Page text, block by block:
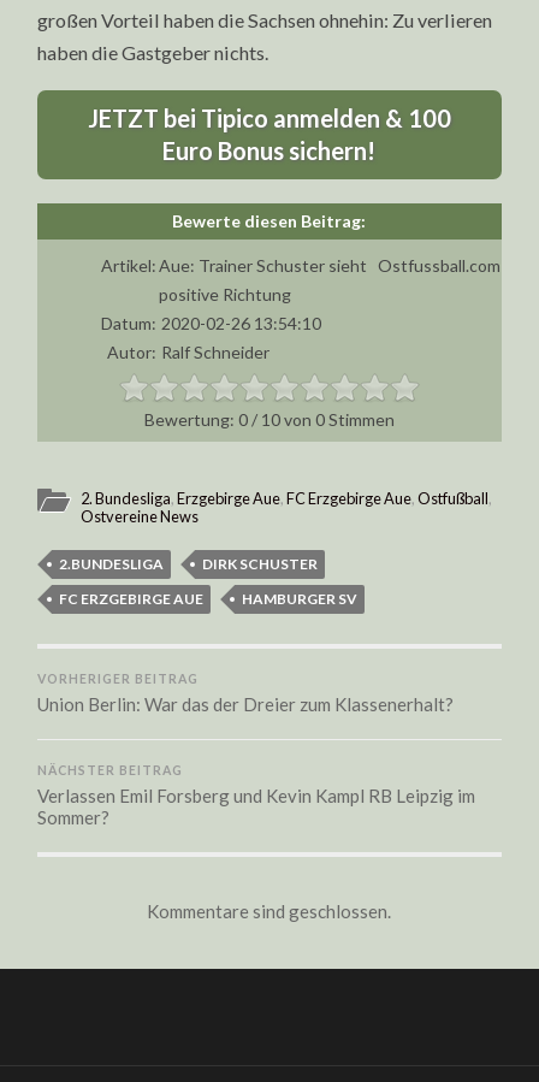
großen Vorteil haben die Sachsen ohnehin: Zu verlieren
haben die Gastgeber nichts.
JETZT bei Tipico anmelden & 100
Euro Bonus sichern!
Artikel:Aue: Trainer Schuster sieht
positive Richtung
Ostfussball.com
Datum: 2020-02-26 13:54:10
Autor: Ralf Schneider
0/ 10von 0Stimmen
2. Bundesliga,Erzgebirge Aue,FC Erzgebirge Aue,Ostfußball,
Ostvereine News
2.BUNDESLIGA
DIRK SCHUSTER
FC ERZGEBIRGE AUE
HAMBURGER SV
VORHERIGER BEITRAG
Union Berlin: War das der Dreier zum Klassenerhalt?
NÄCHSTER BEITRAG
Verlassen Emil Forsberg und Kevin Kampl RB Leipzig im
Sommer?
Kommentare sind geschlossen.